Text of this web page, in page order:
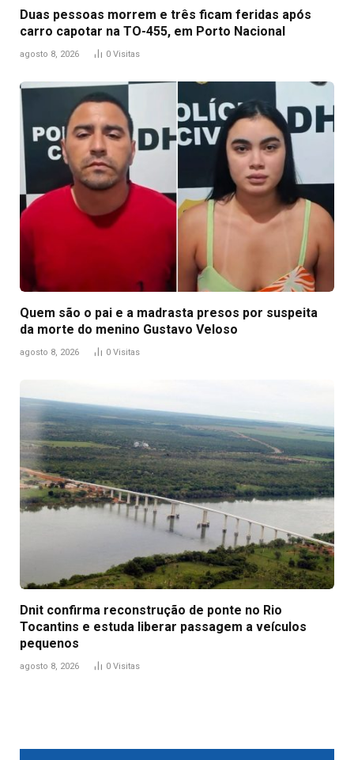
Duas pessoas morrem e três ficam feridas após
carro capotar na TO-455, em Porto Nacional
agosto 8, 2026 0 Visitas
Quem são o pai e a madrasta presos por suspeita
da morte do menino Gustavo Veloso
agosto 8, 2026 0 Visitas
Dnit confirma reconstrução de ponte no Rio
Tocantins e estuda liberar passagem a veículos
pequenos
agosto 8, 2026 0 Visitas